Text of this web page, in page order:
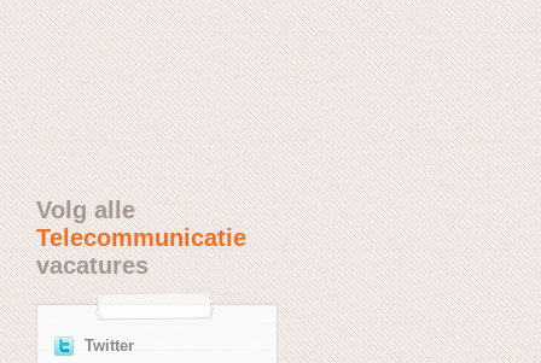
Volg alle
Telecommunicatie
vacatures
Twitter